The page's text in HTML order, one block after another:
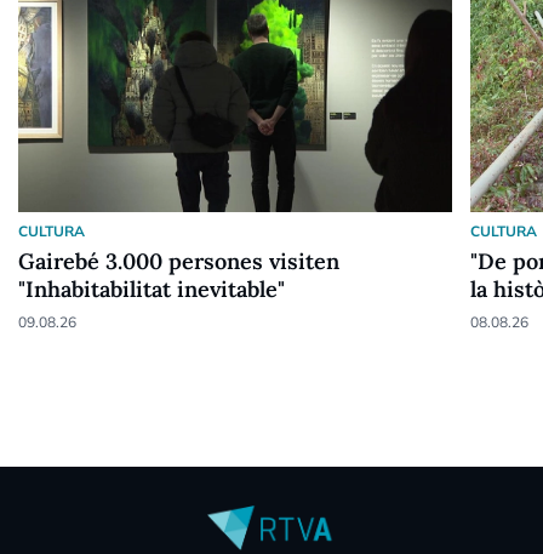
CULTURA
Gairebé 3.000 persones visiten
"Inhabitabilitat inevitable"
09.08.26
CULTURA
"De
la
08.08.26